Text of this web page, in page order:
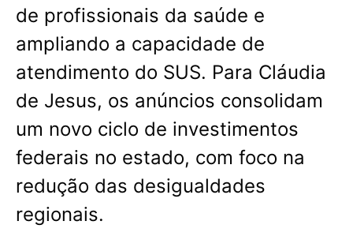
de profissionais da saúde e
ampliando a capacidade de
atendimento do SUS. Para Cláudia
de Jesus, os anúncios consolidam
um novo ciclo de investimentos
federais no estado, com foco na
redução das desigualdades
regionais.